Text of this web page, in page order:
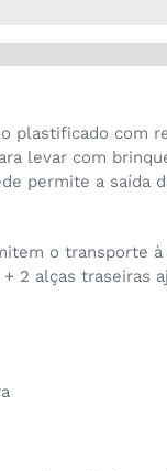
plastificado com
levar com
permite a saída
o transporte à
2 alças traseiras